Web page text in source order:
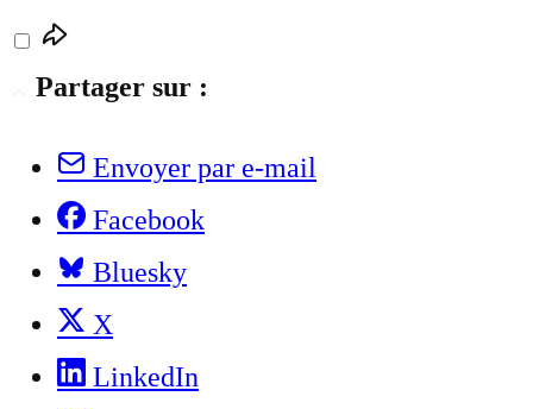
Partager sur :
Envoyer par e-mail
Facebook
Bluesky
X
LinkedIn